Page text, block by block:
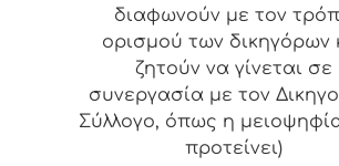
διαφωνούν με τον
ορισμού των δικηγόρων
ζητούν να γίνεται σε
συνεργασία με τον
Σύλλογο, όπως η
προτείνει)